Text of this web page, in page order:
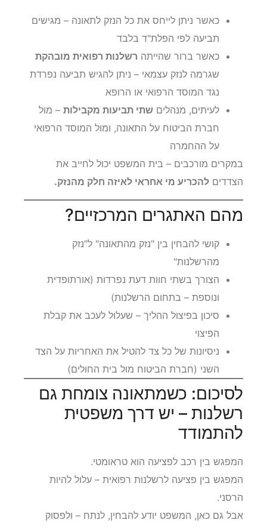
כאשר ניתן לייחס את כל הנזק לתאונה – מגישים
תביעה לפי הפלת"ד בלבד
כאשר ברור שהייתה רשלנות רפואית מובהקת
שגרמה לנזק עצמאי – ניתן להגיש תביעה נפרדת
נגד המוסד הרפואי או הרופא
לעיתים, מנהלים שתי תביעות מקבילות – מול
חברת הביטוח על התאונה, ומול המוסד הרפואי
על ההחמרה
במקרים מורכבים – בית המשפט יכול לחייב את
הצדדים להכריע מי אחראי לאיזה חלק מהנזק.
מהם האתגרים המרכזיים?
קושי להבחין בין "נזק מהתאונה" ל"נזק
מהרשלנות"
הצורך בשתי חוות דעת נפרדות (אורתופדית
ונוספת – בתחום הרשלנות)
סיכון בפיצול ההליך – שעלול לעכב את קבלת
הפיצוי
ניסיונות של כל צד להטיל את האחריות על הצד
השני (חברת הביטוח מול בית החולים)
לסיכום: כשמתאונה צומחת גם
רשלנות – יש דרך משפטית
להתמודד
המפגש בין רכב לפציעה הוא טראומטי.
המפגש בין פציעה לרשלנות רפואית – עלול להיות
הרסני.
אבל גם כאן, המשפט יודע להבחין, לנתח – ולפסוק